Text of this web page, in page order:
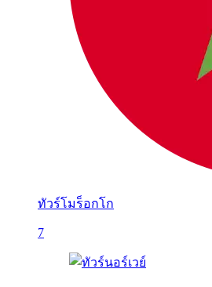
ทัวร์โมร็อกโก
7